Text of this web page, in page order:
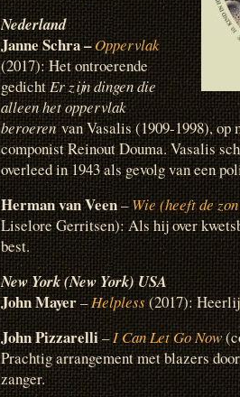
Nederland
Janne Schra –Oppervlak
(2017): Het ontroerende
gedichtEr zijn dingen die
alleen het oppervlak
beroerenvan Vasalis (1909-1998), op
componist Reinout Douma. Vasalis
overleed in 1943 als gevolg van een
Herman van Veen–Wie (heeft de
Liselore Gerritsen): Als hij over
best.
New York (New York) USA
John Mayer–Helpless(2017):
John Pizzarelli–I Can Let Go Now
Prachtig arrangement met blazers
zanger.